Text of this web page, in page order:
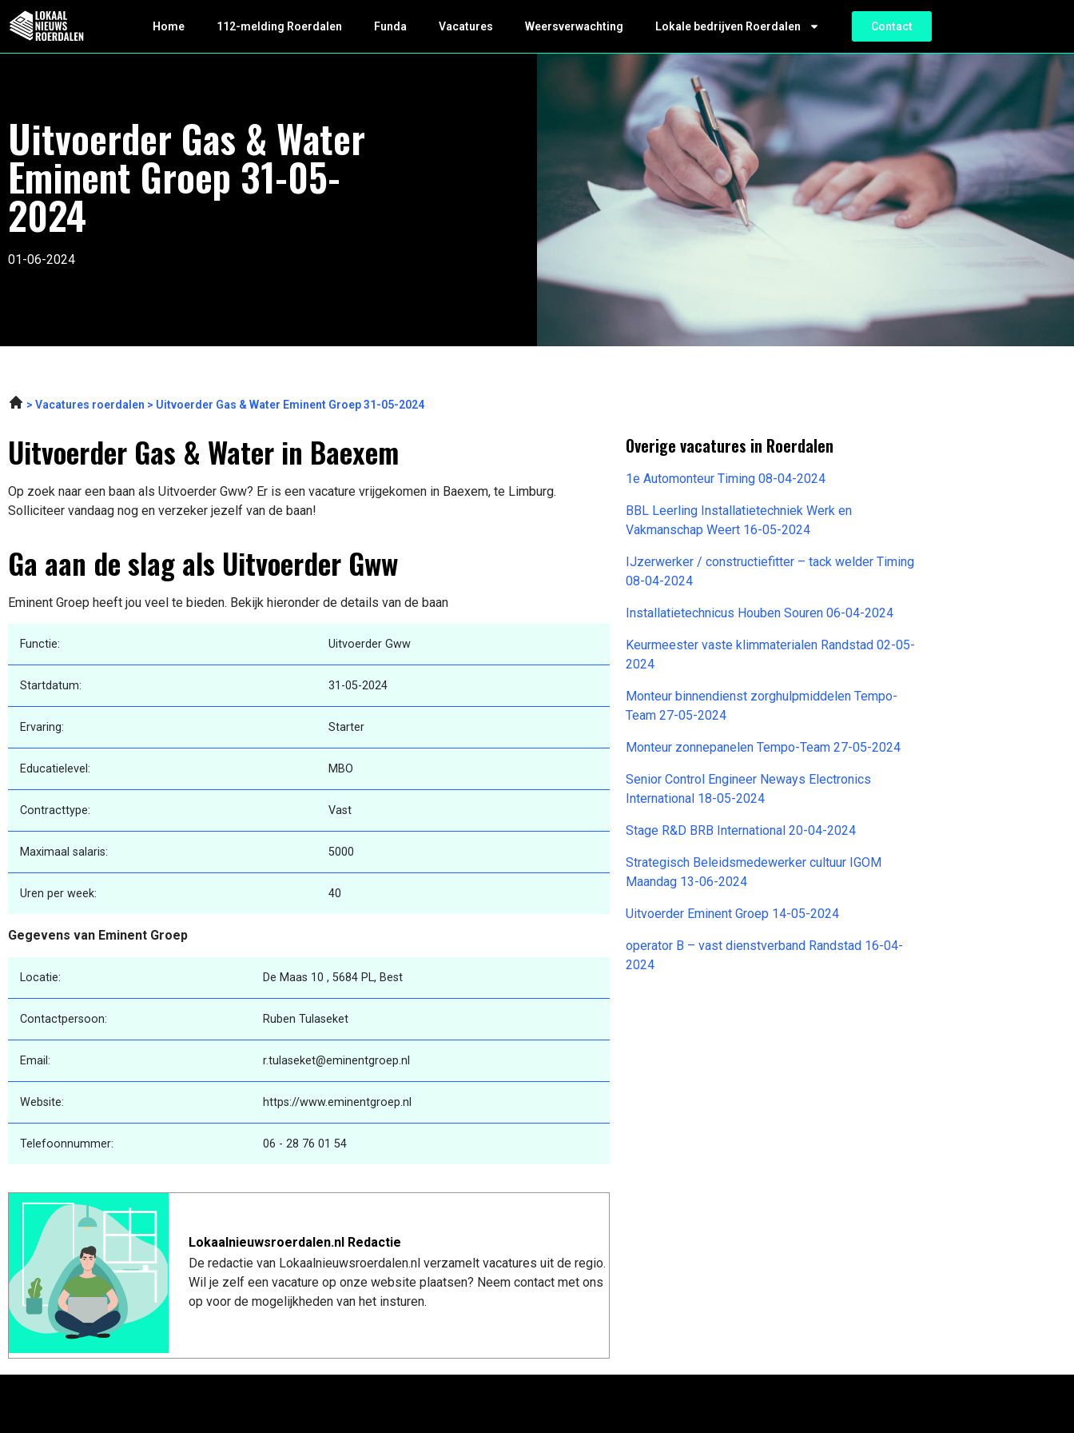
Home 112-melding Roerdalen Funda Vacatures Weersverwachting Lokale bedrijven Roerdalen Contact
Uitvoerder Gas & Water
Eminent Groep 31-05-
2024
01-06-2024
Vacatures roerdalen Uitvoerder Gas & Water Eminent Groep 31-05-2024
Uitvoerder Gas & Water in Baexem
Op zoek naar een baan als Uitvoerder Gww? Er is een vacature vrijgekomen in Baexem, te Limburg.
Solliciteer vandaag nog en verzeker jezelf van de baan!
Ga aan de slag als Uitvoerder Gww
Eminent Groep heeft jou veel te bieden. Bekijk hieronder de details van de baan
Functie: Uitvoerder Gww
Startdatum: 31-05-2024
Ervaring: Starter
Educatielevel: MBO
Contracttype: Vast
Maximaal salaris: 5000
Uren per week: 40
Gegevens van Eminent Groep
Locatie: De Maas 10 , 5684 PL, Best
Contactpersoon: Ruben Tulaseket
Email: r.tulaseket@eminentgroep.nl
Website: https://www.eminentgroep.nl
Telefoonnummer: 06 - 28 76 01 54
Lokaalnieuwsroerdalen.nl Redactie
De redactie van Lokaalnieuwsroerdalen.nl verzamelt vacatures uit de regio.
Wil je zelf een vacature op onze website plaatsen? Neem contact met ons
op voor de mogelijkheden van het insturen.
Overige vacatures in Roerdalen
1e Automonteur Timing 08-04-2024
BBL Leerling Installatietechniek Werk en
Vakmanschap Weert 16-05-2024
IJzerwerker / constructiefitter – tack welder Timing
08-04-2024
Installatietechnicus Houben Souren 06-04-2024
Keurmeester vaste klimmaterialen Randstad 02-05-
2024
Monteur binnendienst zorghulpmiddelen Tempo-
Team 27-05-2024
Monteur zonnepanelen Tempo-Team 27-05-2024
Senior Control Engineer Neways Electronics
International 18-05-2024
Stage R&D BRB International 20-04-2024
Strategisch Beleidsmedewerker cultuur IGOM
Maandag 13-06-2024
Uitvoerder Eminent Groep 14-05-2024
operator B – vast dienstverband Randstad 16-04-
2024